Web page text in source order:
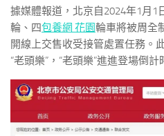
據媒體報道，北京自2024年1月1
輪、四包養網 花園輪車將被周全
開線上交售收受接管處置任務。
“老頭樂”，“老頭樂”進進登場倒計